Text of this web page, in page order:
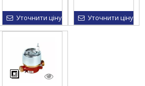
Уточнити ціну Уточнити ціну